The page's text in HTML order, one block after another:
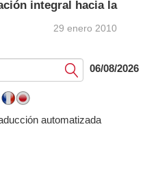
integral hacia la
29 enero 2010
Submit06/08/2026
automatizada